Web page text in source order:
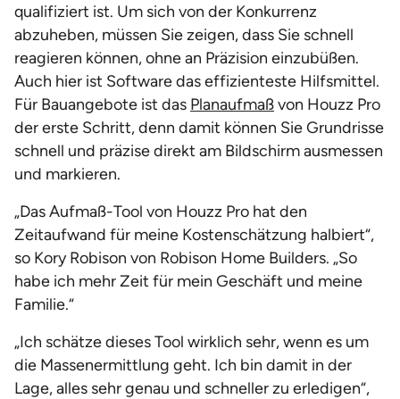
qualifiziert ist. Um sich von der Konkurrenz
abzuheben, müssen Sie zeigen, dass Sie schnell
reagieren können, ohne an Präzision einzubüßen.
Auch hier ist Software das effizienteste Hilfsmittel.
Für Bauangebote ist das Planaufmaßvon Houzz Pro
der erste Schritt, denn damit können Sie Grundrisse
schnell und präzise direkt am Bildschirm ausmessen
und markieren.
„Das Aufmaß-Tool von Houzz Pro hat den
Zeitaufwand für meine Kostenschätzung halbiert“,
so Kory Robison von Robison Home Builders. „So
habe ich mehr Zeit für mein Geschäft und meine
Familie.“
„Ich schätze dieses Tool wirklich sehr, wenn es um
die Massenermittlung geht. Ich bin damit in der
Lage, alles sehr genau und schneller zu erledigen“,